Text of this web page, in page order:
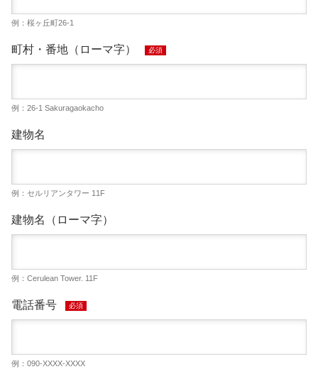
例：桜ヶ丘町26-1
町村・番地（ローマ字） 必須
例：26-1 Sakuragaokacho
建物名
例：セルリアンタワー 11F
建物名（ローマ字）
例：Cerulean Tower. 11F
電話番号 必須
例：090-XXXX-XXXX